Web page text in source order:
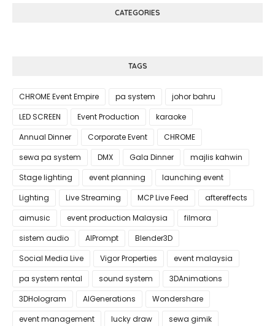
CATEGORIES
TAGS
CHROME Event Empire pa system
johor bahru
LED SCREEN
Event Production
karaoke
Annual Dinner
Corporate Event
CHROME
sewa pa system
DMX Gala Dinner
majlis kahwin
Stage lighting
event planning
launching event
Lighting
Live Streaming MCP Live Feed
aftereffects
aimusic
event production Malaysia
filmora
sistem audio
AIPrompt
Blender3D
Social Media Live
Vigor Properties
event malaysia
pa system rental
sound system
3DAnimations
3DHologram
AIGenerations
Wondershare
event management
lucky draw sewa gimik